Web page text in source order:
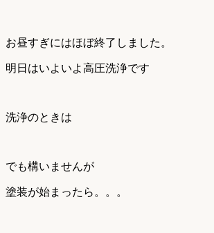
お昼すぎにはほぼ終了しました。
明日はいよいよ高圧洗浄です
洗浄のときは
でも構いませんが
塗装が始まったら。。。